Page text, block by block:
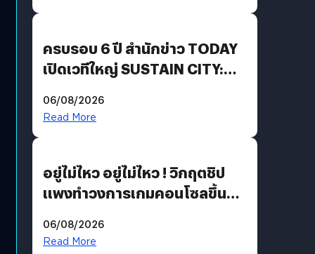
ครบรอบ 6 ปี สำนักข่าว TODAY
เปิดเวทีใหญ่ SUSTAIN CITY:
แนวทางปรับตัวสู่เศรษฐกิจสี
06/08/2026
Read More
อยู่ไม่ไหว อยู่ไม่ไหว ! วิกฤตชิป
แพงทำวงการเกมคอนโซลขึ้น
?
06/08/2026
Read More